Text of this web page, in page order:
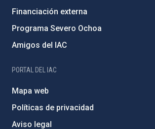
Financiación externa
Programa Severo Ochoa
Amigos del IAC
PORTAL DEL IAC
Mapa web
Políticas de privacidad
Aviso legal